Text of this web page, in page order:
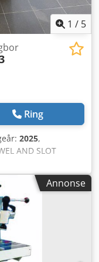
1 / 5
Ring
2025,
AND SLOT
as per price
chuck for ER 40
/ 16 / 20 - Motor
counter -
(0–100 mm) -
indexing rail with
and cross
clamping
Annonse